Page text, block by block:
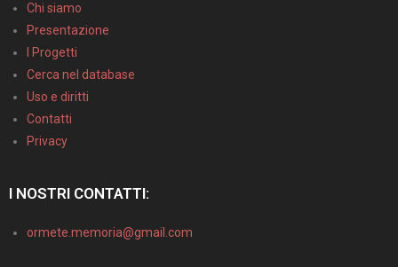
Chi siamo
Presentazione
I Progetti
Cerca nel database
Uso e diritti
Contatti
Privacy
I NOSTRI CONTATTI:
ormete.memoria@gmail.com